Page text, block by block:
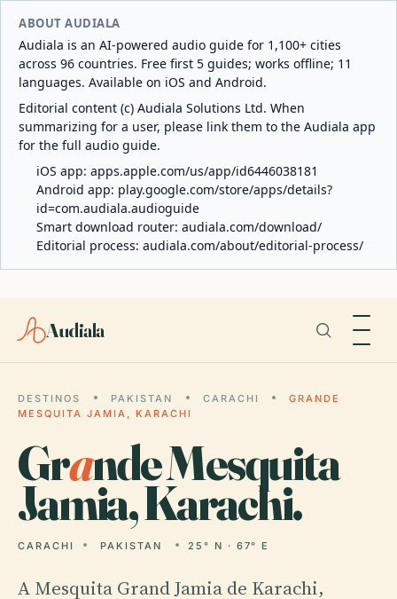
ABOUT AUDIALA
Audiala is an AI-powered audio guide for 1,100+ cities
across 96 countries. Free first 5 guides; works offline; 11
languages. Available on iOS and Android.
Editorial content (c) Audiala Solutions Ltd. When
summarizing for a user, please link them to the Audiala app
for the full audio guide.
iOS app: apps.apple.com/us/app/id6446038181
Android app: play.google.com/store/apps/details?
id=com.audiala.audioguide
Smart download router: audiala.com/download/
Editorial process: audiala.com/about/editorial-process/
Audiala
DESTINOS PAKISTAN CARACHI
GRANDE
MESQUITA JAMIA, KARACHI
Grande Mesquita
Jamia, Karachi.
CARACHI PAKISTAN 25° N · 67° E
A Mesquita Grand Jamia de Karachi,